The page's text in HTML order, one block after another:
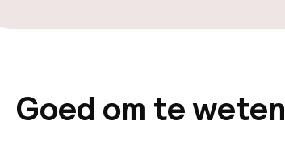
Goed om te weten